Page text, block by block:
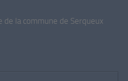
de la commune de Serqueux